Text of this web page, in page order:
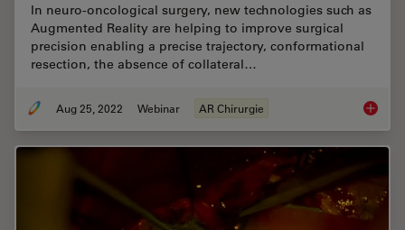
In neuro-oncological surgery, new technologies such as
Augmented Reality are helping to improve surgical
precision enabling a precise trajectory, conformational
resection, the absence of collateral…
Aug 25, 2022 Webinar AR Chirurgie